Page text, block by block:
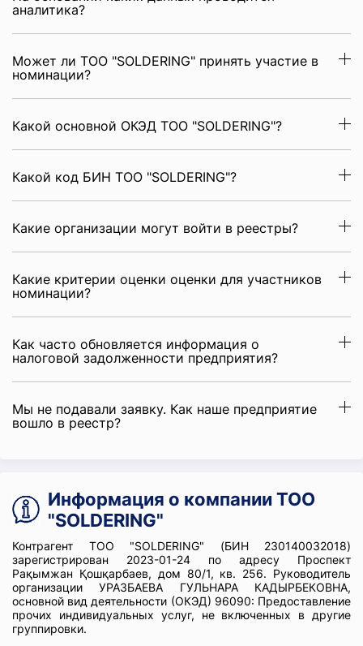
аналитика?
Может ли ТОО "SOLDERING" принять участие в
номинации?
Какой основной ОКЭД ТОО "SOLDERING"?
Какой код БИН ТОО "SOLDERING"?
Какие организации могут войти в реестры?
Какие критерии оценки оценки для участников
номинации?
Как часто обновляется информация о
налоговой задолженности предприятия?
Мы не подавали заявку. Как наше предприятие
вошло в реестр?
Информация о компании ТОО
"SOLDERING"
Контрагент ТОО "SOLDERING" (БИН 230140032018)
зарегистрирован 2023-01-24 по адресу Проспект
Рақымжан Қошқарбаев, дом 80/1, кв. 256. Руководитель
организации УРАЗБАЕВА ГУЛЬНАРА КАДЫРБЕКОВНА,
основной вид деятельности (ОКЭД) 96090: Предоставление
прочих индивидуальных услуг, не включенных в другие
группировки.